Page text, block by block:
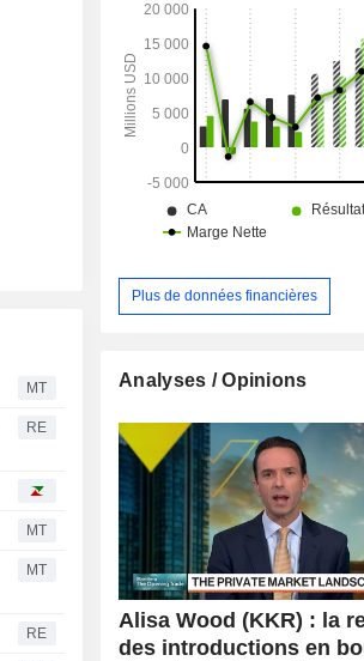
MT
RE
MT
MT
RE
Plus de données financières
Analyses / Opinions
Alisa Wood (KKR) : la
des introductions en